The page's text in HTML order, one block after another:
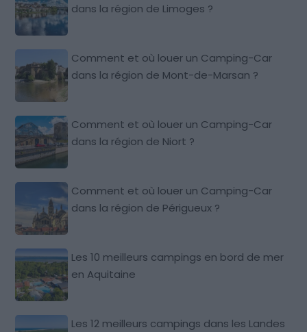
dans la région de Limoges ?
Comment et où louer un Camping-Car
dans la région de Mont-de-Marsan ?
Comment et où louer un Camping-Car
dans la région de Niort ?
Comment et où louer un Camping-Car
dans la région de Périgueux ?
Les 10 meilleurs campings en bord de mer
en Aquitaine
Les 12 meilleurs campings dans les Landes